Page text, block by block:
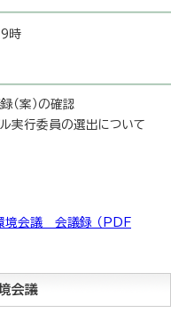
時
案）の確認
実行委員の選出について
境会議 会議録 （PDF
会議